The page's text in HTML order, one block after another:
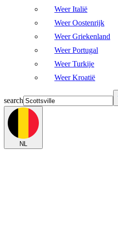
Weer Italië
Weer Oostenrijk
Weer Griekenland
Weer Portugal
Weer Turkije
Weer Kroatië
search
NL